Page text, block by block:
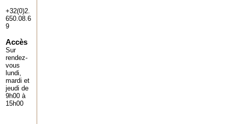
+32(0)2.
650.08.6
9
Accès
Sur
rendez-
vous
lundi,
mardi et
jeudi de
9h00 à
15h00